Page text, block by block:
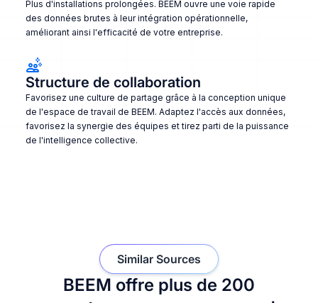
Plus d'installations prolongées. BEEM ouvre une voie rapide
des données brutes à leur intégration opérationnelle,
améliorant ainsi l'efficacité de votre entreprise.
Structure de collaboration
Favorisez une culture de partage grâce à la conception unique
de l'espace de travail de BEEM. Adaptez l'accès aux données,
favorisez la synergie des équipes et tirez parti de la puissance
de l'intelligence collective.
BEEM offre plus de 200
Similar Sources